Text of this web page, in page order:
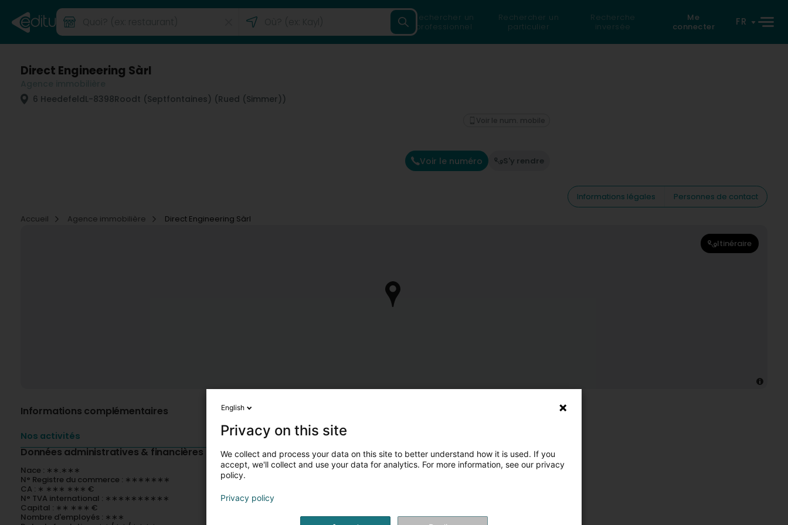
Rechercher un
professionnel
Rechercher un
particulier
Recherche
inversée
Me
connecter
FR
Direct Engineering Sàrl
6 HeedefeldL-8398Roodt (Septfontaines) (Rued (Simmer))
Voir le numéro S'y rendre
Voir le num. mobile
Informations légales
Personnes de contact
Accueil
Agence immobilière Direct Engineering Sàrl
Itinéraire
Informations complémentaires
Nos activités
Données administratives & financières
Nace : ∗∗.∗∗∗
N° Registre du commerce : ∗∗∗∗∗∗∗
CA : ∗ ∗∗∗ ∗∗∗ €
N° TVA international : ∗∗∗∗∗∗∗∗∗∗
Capital : ∗∗ ∗∗∗ €
Nombre d'employés : ∗∗∗
English
Privacy on this site
We collect and process your data on this site to better understand how it is used. If you
accept, we'll collect and use your data for analytics. For more information, see our privacy
policy.
Privacy policy